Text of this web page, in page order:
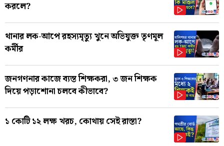
করলে?
থানার লক-আপে রহস্যমৃত্যু খুনে অভিযুক্ত তৃণমূল
কর্মীর
জনগণনার কাজে ব্যস্ত শিক্ষকরা, ৩ জন শিক্ষক
দিয়ে পড়াশোনা চলবে কীভাবে?
১ কোটি ১২ লক্ষ খরচ, কোথায় সেই রাস্তা?